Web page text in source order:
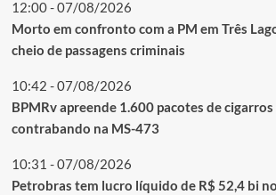
12:00 - 07/08/2026
Morto em confronto com a PM em Três
cheio de passagens criminais
10:42 - 07/08/2026
BPMRv apreende 1.600 pacotes de
contrabando na MS-473
10:31 - 07/08/2026
Petrobras tem lucro líquido de R$ 52,4 bi